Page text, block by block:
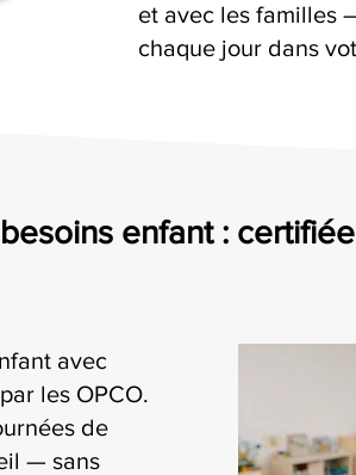
et avec les familles
chaque jour dans
enfant :
avec
les OPCO.
de
— sans